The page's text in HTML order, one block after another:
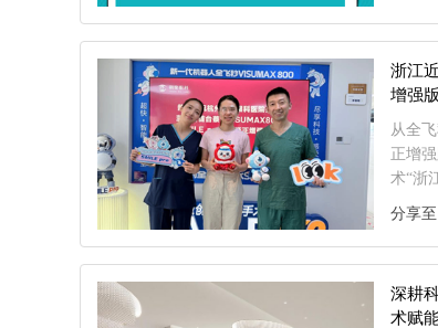
浙江
增强
从全
正增
术“浙
分享至
深耕
术赋